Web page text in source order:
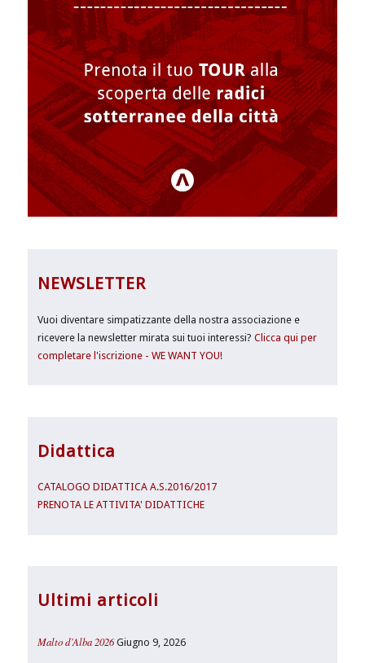
NEWSLETTER
Vuoi diventare simpatizzante della nostra associazione e
ricevere la newsletter mirata sui tuoi interessi?Clicca qui per
completare l'iscrizione - WE WANT YOU!
Didattica
CATALOGO DIDATTICA A.S.2016/2017
PRENOTA LE ATTIVITA' DIDATTICHE
Ultimi articoli
Malto d’Alba 2026 Giugno 9, 2026